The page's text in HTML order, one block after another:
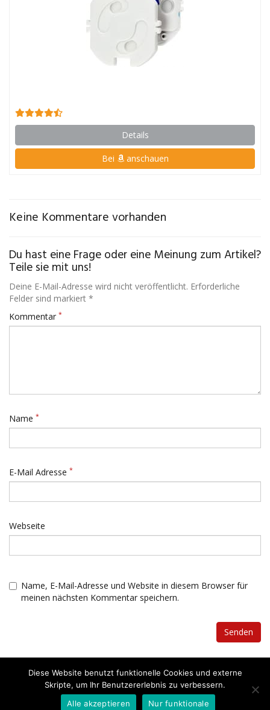
Details
Bei anschauen
Keine Kommentare vorhanden
Du hast eine Frage oder eine Meinung zum Artikel?
Teile sie mit uns!
Deine E-Mail-Adresse wird nicht veröffentlicht. Erforderliche
Felder sind markiert *
Kommentar *
Name *
E-Mail Adresse *
Webseite
Name, E-Mail-Adresse und Website in diesem Browser für
meinen nächsten Kommentar speichern.
Copyright © 2020 - was-brauchen-babys.de
Datenschutzerklärung
Impressum
Diese Website benutzt funktionelle Cookies und externe
Skripte, um Ihr Benutzererlebnis zu verbessern.
Alle akzeptieren
Nur funktionale